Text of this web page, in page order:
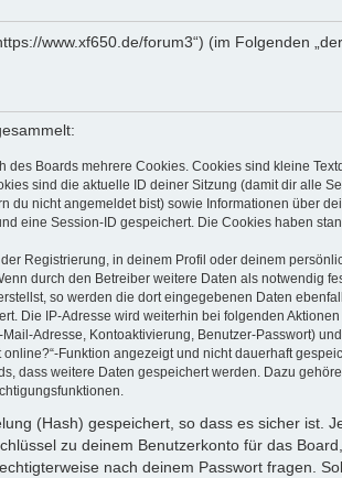
www.xf650.de/forum3“) (im Folgenden
des Boards mehrere Cookies. Cookies sind kleine
sind die aktuelle ID deiner Sitzung (damit dir alle
du nicht angemeldet bist) sowie Informationen über
eine Session-ID gespeichert. Die Cookies haben
Registrierung, in deinem Profil oder deinem
durch den Betreiber weitere Daten als notwendig
so werden die dort eingegebenen Daten
Die IP-Adresse wird weiterhin bei folgenden
Adresse, Kontoaktivierung, Benutzer-Passwort)
Funktion angezeigt und nicht dauerhaft
dass weitere Daten gespeichert werden. Dazu
(Hash) gespeichert, so dass es sicher ist.
zu deinem Benutzerkonto für das
nach deinem Passwort fragen.